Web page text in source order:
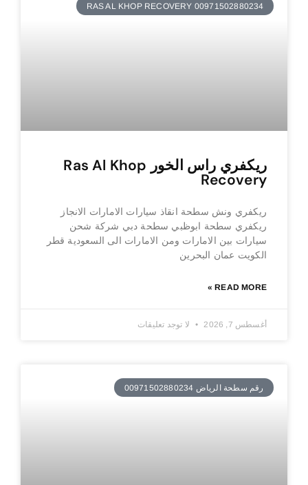
RAS AL KHOP RECOVERY 00971502880234
ريكفري راس الخور Ras Al Khop
Recovery
ريكفري ونش سطحة انقاذ سيارات الامارات الانجاز
ريكفري سطحة ابوظبي سطحة دبي شركة شحن
سيارات بين الامارات ومن الامارات الى السعودية قطر
الكويت عمان البحرين
READ MORE »
أغسطس 7, 2026 لا توجد تعليقات
رقم سطحة الرياض 00971502880234